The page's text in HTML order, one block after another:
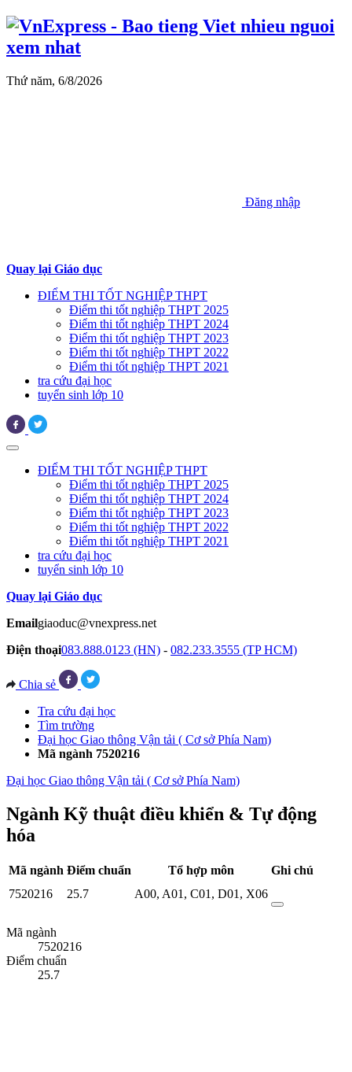
Thứ năm, 6/8/2026
Đăng nhập
Quay lại Giáo dục
ĐIỂM THI TỐT NGHIỆP THPT
Điểm thi tốt nghiệp THPT 2025
Điểm thi tốt nghiệp THPT 2024
Điểm thi tốt nghiệp THPT 2023
Điểm thi tốt nghiệp THPT 2022
Điểm thi tốt nghiệp THPT 2021
tra cứu đại học
tuyển sinh lớp 10
ĐIỂM THI TỐT NGHIỆP THPT
Điểm thi tốt nghiệp THPT 2025
Điểm thi tốt nghiệp THPT 2024
Điểm thi tốt nghiệp THPT 2023
Điểm thi tốt nghiệp THPT 2022
Điểm thi tốt nghiệp THPT 2021
tra cứu đại học
tuyển sinh lớp 10
Quay lại Giáo dục
Emailgiaoduc@vnexpress.net
Điện thoại083.888.0123 (HN) - 082.233.3555 (TP HCM)
Chia sẻ
Tra cứu đại học
Tìm trường
Đại học Giao thông Vận tải ( Cơ sở Phía Nam)
Mã ngành 7520216
Đại học Giao thông Vận tải ( Cơ sở Phía Nam)
Ngành Kỹ thuật điều khiển & Tự động
hóa
Mã ngành Điểm chuẩn Tổ hợp môn
Ghi chú
7520216
25.7 A00, A01, C01, D01, X06
Mã ngành
7520216
Điểm chuẩn
25.7